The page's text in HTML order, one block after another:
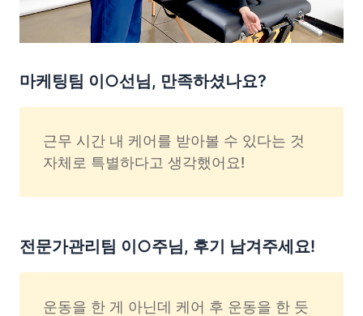
마케팅팀 이○선님, 만족하셨나요?
근무 시간 내 케어를 받아볼 수 있다는 것
자체로 특별하다고 생각했어요!
전문가관리팀 이○주님, 후기 남겨주세요!
운동을 한 게 아닌데 케어 후 운동을 한 듯